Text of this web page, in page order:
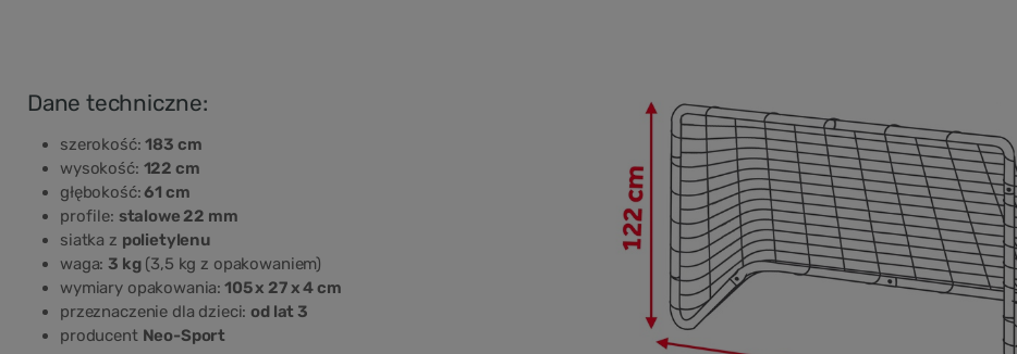
Dane techniczne:
szerokość:183 cm
wysokość: 122 cm
głębokość:61 cm
profile: stalowe 22 mm
siatka z polietylenu
waga:3 kg(3,5 kg z opakowaniem)
wymiary opakowania: 105 x 27 x 4 cm
przeznaczenie dla dzieci:od lat 3
producent Neo-Sport